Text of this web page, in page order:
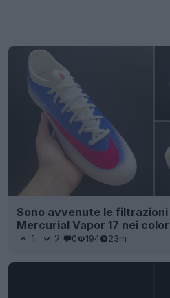
Sono avvenute le
Mercurial Vapor 17 nei
1 2 0 194 23m